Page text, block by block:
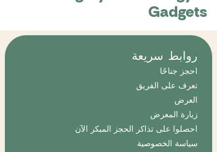
Gadgets
روابط سريعة
احجز جناحًا
تعرف على الفريق
العرض
زيارة المعرض
احصلوا على تذاكر الحجز المبكر الآن
سياسة الخصوصية